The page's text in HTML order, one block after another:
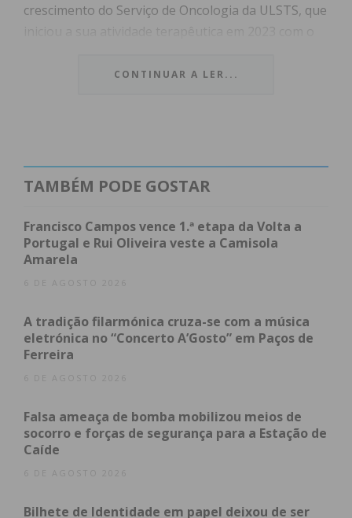
crescimento do Serviço de Oncologia da ULSTS, que
posteriormente a sua intervenção ao cancro
em 2025, tratados 97 doentes.
Esta nova valência da ULSTS, permite que uma
parte significativa do percurso terapêutico do
doente seja assegurada localmente, através de uma
articulação multidisciplinar entre Oncologia,
e Hospital de Dia, em estreita colaboração com a
equipa de Radioterapia da ULS São João sempre
Os tratamentos incluem quimioterapia,
imunoterapia e outras terapêuticas sistémicas
administradas por via intravenosa ou oral, de
acordo com as necessidades clínicas de cada doente.
CONTINUAR A LER...
TAMBÉM PODE GOSTAR
Francisco Campos vence 1.ª etapa da Volta a
Portugal e Rui Oliveira veste a Camisola
Amarela
6 DE AGOSTO 2026
A tradição filarmónica cruza-se com a música
eletrónica no “Concerto A’Gosto” em Paços de
Ferreira
6 DE AGOSTO 2026
Falsa ameaça de bomba mobilizou meios de
socorro e forças de segurança para a Estação de
Caíde
6 DE AGOSTO 2026
Bilhete de Identidade em papel deixou de ser